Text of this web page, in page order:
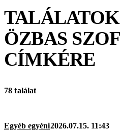
ÖZBAS
CÍMKÉRE
78 találat
Egyéb egyéni2026.07.15. 11:43